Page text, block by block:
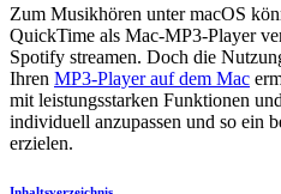
Zum Musikhören unter macOS
QuickTime als Mac-MP3-Player
Spotify streamen. Doch die
Ihren MP3-Player auf dem Mac
mit leistungsstarken Funktionen
individuell anzupassen und so ein
erzielen.